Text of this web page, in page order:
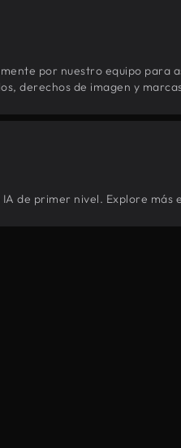
por nuestro equipo para
derechos de imagen y
de primer nivel. Explore más